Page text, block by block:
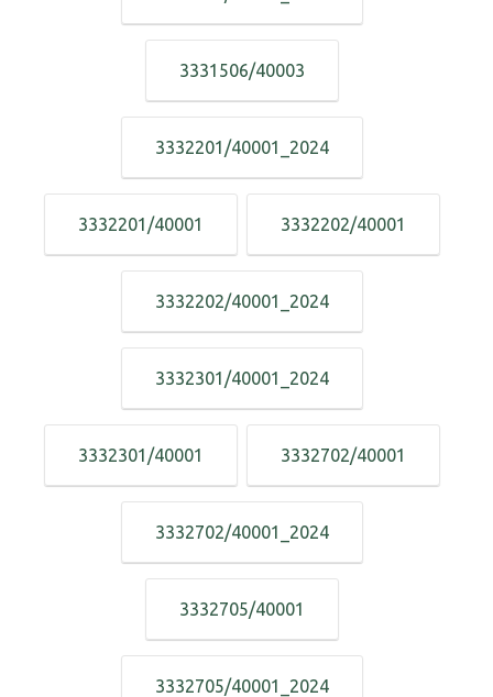
3331506/40003
3332201/40001_2024
3332201/40001 3332202/40001
3332202/40001_2024
3332301/40001_2024
3332301/40001 3332702/40001
3332702/40001_2024
3332705/40001
3332705/40001_2024